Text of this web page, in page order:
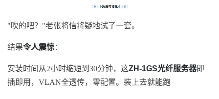
"吹的吧？"老张将信将疑地试了一套。
结果令人震惊：
安装时间从2小时缩短到30分钟，这ZH-1GS光纤服务器即
插即用，VLAN全透传，零配置。装上去就能跑